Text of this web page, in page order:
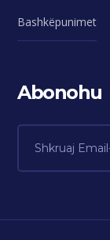
Bashkëpunimet
Abonohu